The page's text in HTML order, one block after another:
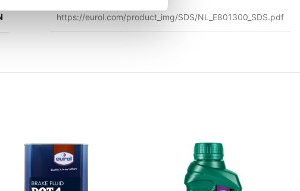
https://eurol.com/product_img/SDS/NL_E801300_SDS.pdf